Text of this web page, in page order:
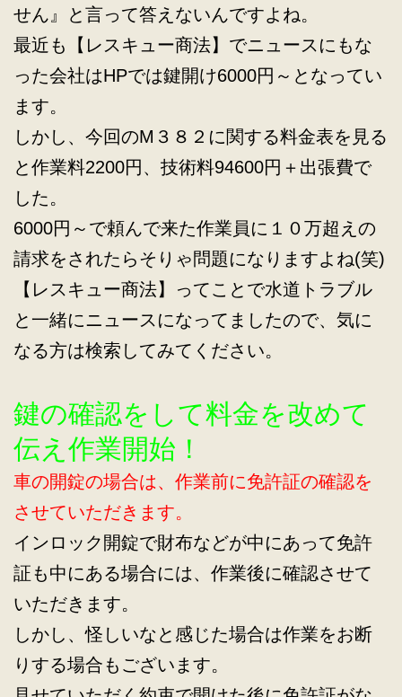
せん』と言って答えないんですよね。
最近も【レスキュー商法】でニュースにもな
った会社はHPでは鍵開け6000円～となってい
ます。
しかし、今回のM３８２に関する料金表を見る
と作業料2200円、技術料94600円＋出張費で
した。
6000円～で頼んで来た作業員に１０万超えの
請求をされたらそりゃ問題になりますよね(笑)
【レスキュー商法】ってことで水道トラブル
と一緒にニュースになってましたので、気に
なる方は検索してみてください。
鍵の確認をして料金を改めて
伝え作業開始！
車の開錠の場合は、作業前に免許証の確認を
させていただきます。
インロック開錠で財布などが中にあって免許
証も中にある場合には、作業後に確認させて
いただきます。
しかし、怪しいなと感じた場合は作業をお断
りする場合もございます。